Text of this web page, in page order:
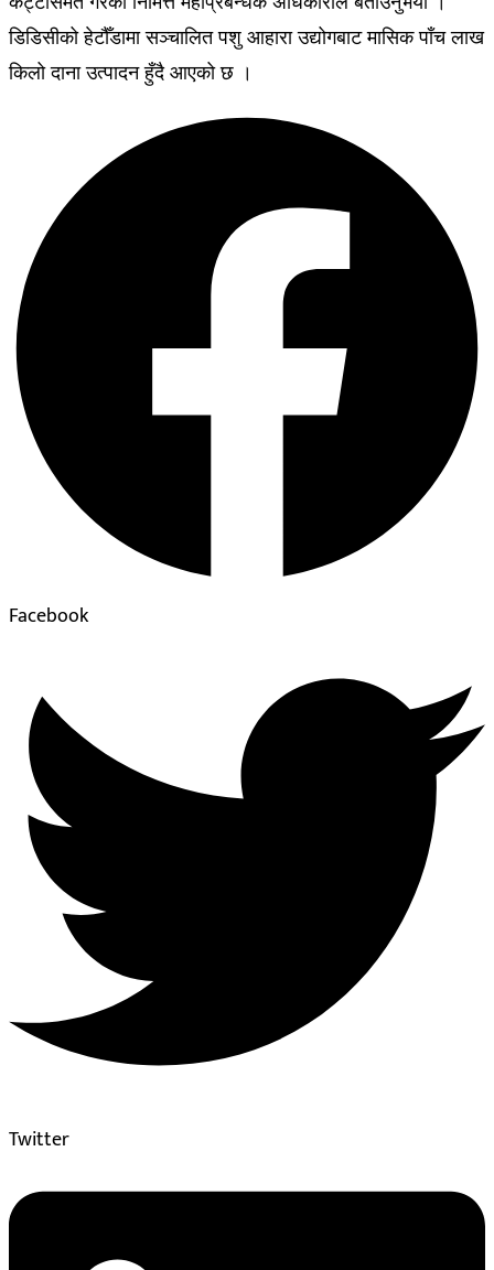
डिडिसीको हेटौँडामा सञ्चालित पशु आहारा उद्योगबाट मासिक पाँच लाख
किलो दाना उत्पादन हुँदै आएको छ ।
Facebook
Twitter